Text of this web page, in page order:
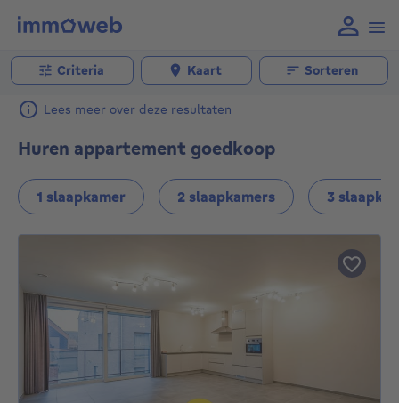
Criteria Kaart Sorteren
Lees meer over deze resultaten
Huren appartement goedkoop
1 slaapkamer 2 slaapkamers 3